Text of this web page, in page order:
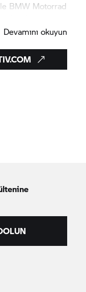
BMW Motorrad
Devamını okuyun